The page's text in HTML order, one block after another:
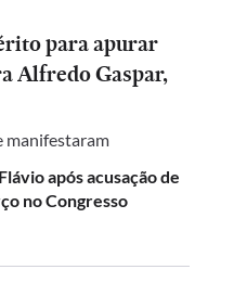
para apurar
Alfredo Gaspar,
manifestaram
após acusação de
no Congresso